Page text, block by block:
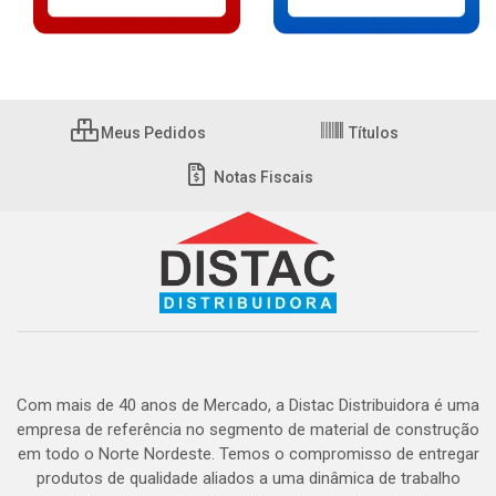
Meus Pedidos Títulos
Notas Fiscais
Com mais de 40 anos de Mercado, a Distac Distribuidora é uma
empresa de referência no segmento de material de construção
em todo o Norte Nordeste. Temos o compromisso de entregar
produtos de qualidade aliados a uma dinâmica de trabalho